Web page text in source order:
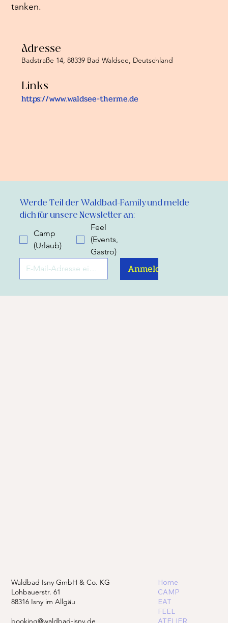
Werde Teil der Waldbad-Family und melde
dich für unsere Newsletter an:
Camp
(Urlaub)
Feel
(Events,
Gastro)
Anmelden
tanken.
Adresse
Badstraße 14, 88339 Bad Waldsee, Deutschland
Links
https://www.waldsee-therme.de
Waldbad Isny GmbH & Co. KG
Lohbauerstr. 61
88316 Isny im Allgäu
booking@waldbad-isny.de
Home
CAMP
EAT
FEEL
ATELIER